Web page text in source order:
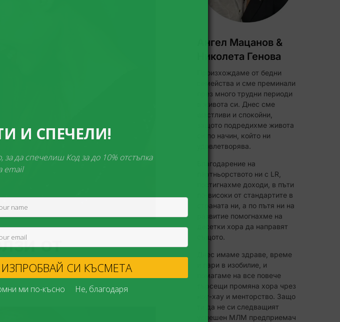
от
Ангел Мацанов &
Николета Генова
Произхождаме от бедни
семейства и сме преминали
през много трудни периоди
в живота си. Днес сме
щастливи и спокойни,
защото подредихме живота
си по начин, който ни
удовлетворява.
Благодарение на
партньорството ни с LR,
постигнахме доходи, в пъти
по-високи от стандартите в
страната ни, а по пътя ни на
развитие помогнахме на
десетки хора да направят
същото.
Днес имаме здраве, време
и пари в изобилие, и
помагаме на все повече
търсещи промяна хора чрез
ноу-хау и менторство. Защо
ти да не си следващият
успешен МЛМ предприемач
И СПЕЧЕЛИ!
колелото, за да спечелиш Код за до 10% отстъпка
на email
ИЗПРОБВАЙ СИ КЪСМЕТА
Напомни ми по-късно Не, благодаря